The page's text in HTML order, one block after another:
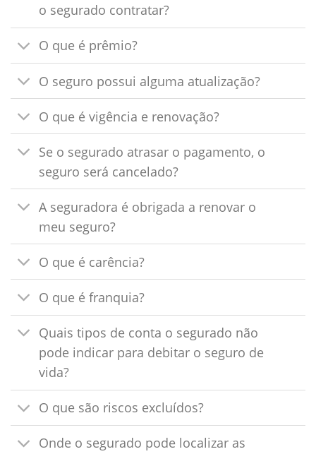
o segurado contratar?
O que é prêmio?
O seguro possui alguma atualização?
O que é vigência e renovação?
Se o segurado atrasar o pagamento, o
seguro será cancelado?
A seguradora é obrigada a renovar o
meu seguro?
O que é carência?
O que é franquia?
Quais tipos de conta o segurado não
pode indicar para debitar o seguro de
vida?
O que são riscos excluídos?
Onde o segurado pode localizar as